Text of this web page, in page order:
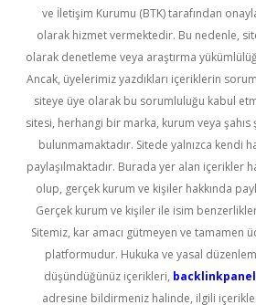
ve İletişim Kurumu (BTK) tarafından
olarak hizmet vermektedir. Bu nedenle,
olarak denetleme veya araştırma
Ancak, üyelerimiz yazdıkları içeriklerin
siteye üye olarak bu sorumluluğu kabul
sitesi, herhangi bir marka, kurum veya şahıs
bulunmamaktadır. Sitede yalnızca kendi
paylaşılmaktadır. Burada yer alan içerikler
olup, gerçek kurum ve kişiler hakkında
Gerçek kurum ve kişiler ile isim
Sitemiz, kar amacı gütmeyen ve tamamen
platformudur. Hukuka ve yasal
düşündüğünüz içerikleri,
adresine bildirmeniz halinde, ilgili